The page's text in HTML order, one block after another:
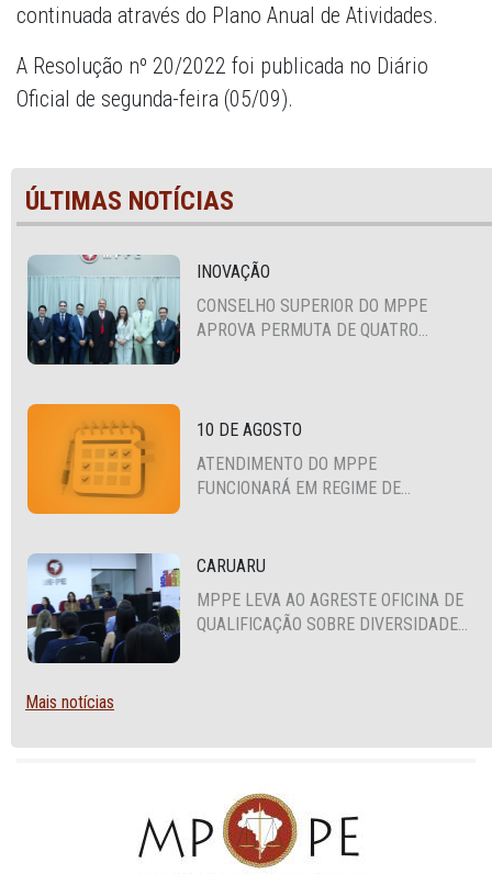
continuada através do Plano Anual de Atividades.
A Resolução nº 20/2022 foi publicada no Diário
Oficial de segunda-feira (05/09).
ÚLTIMAS NOTÍCIAS
INOVAÇÃO
CONSELHO SUPERIOR DO MPPE
APROVA PERMUTA DE QUATRO
10 DE AGOSTO
ATENDIMENTO DO MPPE
FUNCIONARÁ EM REGIME DE
CARUARU
MPPE LEVA AO AGRESTE OFICINA DE
QUALIFICAÇÃO SOBRE DIVERSIDADE
Mais notícias